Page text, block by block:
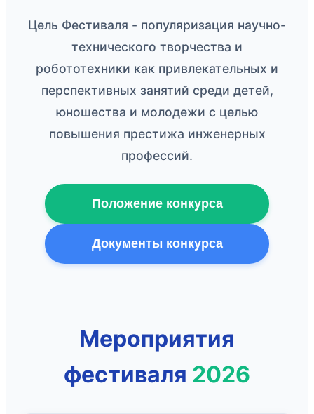
Цель Фестиваля - популяризация научно-
технического творчества и
робототехники как привлекательных и
перспективных занятий среди детей,
юношества и молодежи с целью
повышения престижа инженерных
профессий.
Положение конкурса
Документы конкурса
Мероприятия
фестиваля 2026